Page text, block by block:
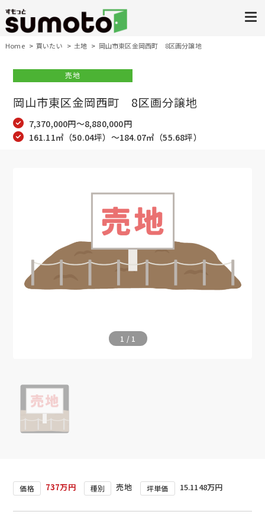
Home 買いたい 土地 岡山市東区金岡西町 8区画分譲地
売地
岡山市東区金岡西町 8区画分譲地
7,370,000円～8,880,000円
161.11㎡（50.04坪）～184.07㎡（55.68坪）
1 / 1
価格 737万円 種別 売地 坪単価 15.1148万円